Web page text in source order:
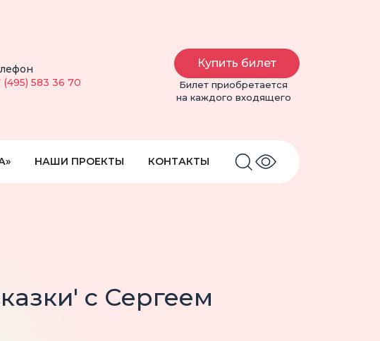
(495) 583 36 70
Билет приобретается
на каждого входящего
Купить билет
НАШИ ПРОЕКТЫ КОНТАКТЫ
с Сергеем